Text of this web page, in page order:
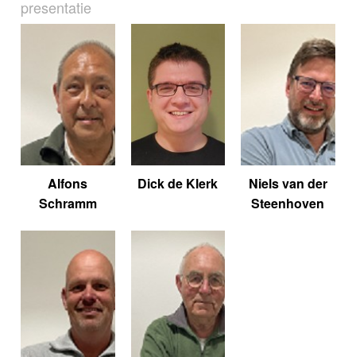
presentatie
Alfons
Schramm
Dick de Klerk
Niels van der
Steenhoven